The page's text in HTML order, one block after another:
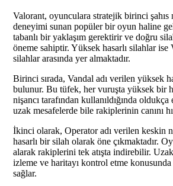
Valorant, oyunculara stratejik birinci şahıs
deneyimi sunan popüler bir oyun haline
tabanlı bir yaklaşım gerektirir ve doğru
öneme sahiptir. Yüksek hasarlı silahlar ise
silahlar arasında yer almaktadır.
Birinci sırada, Vandal adı verilen yüksek
bulunur. Bu tüfek, her vuruşta yüksek bir
nişancı tarafından kullanıldığında
uzak mesafelerde bile rakiplerinin canını
İkinci olarak, Operator adı verilen keskin
hasarlı bir silah olarak öne çıkmaktadır.
alarak rakiplerini tek atışta indirebilir.
izleme ve haritayı kontrol etme
sağlar.